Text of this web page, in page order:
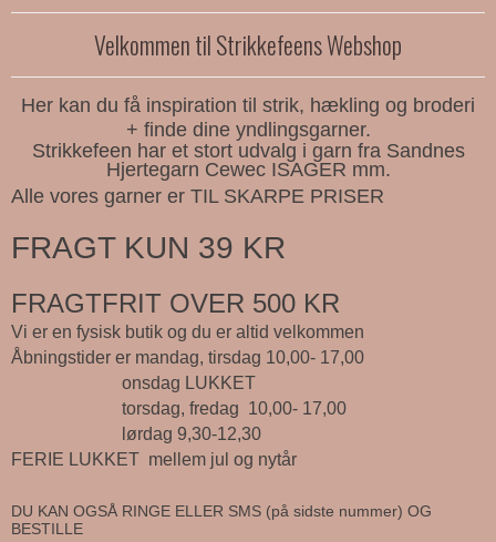
Velkommen til Strikkefeens Webshop
Her kan du få inspiration til strik, hækling og broderi
+ finde dine yndlingsgarner.
Strikkefeen har et stort udvalg i garn fra Sandnes
Hjertegarn Cewec ISAGER mm.
Alle vores garner er TIL SKARPE PRISER
FRAGT KUN 39 KR
FRAGTFRIT OVER 500 KR
Vi er en fysisk butik og du er altid velkommen
Åbningstider er mandag, tirsdag 10,00- 17,00
onsdag LUKKET
torsdag, fredag 10,00- 17,00
lørdag 9,30-12,30
FERIE LUKKET mellem jul og nytår
DU KAN OGSÅ RINGE ELLER SMS (på sidste nummer) OG
BESTILLE